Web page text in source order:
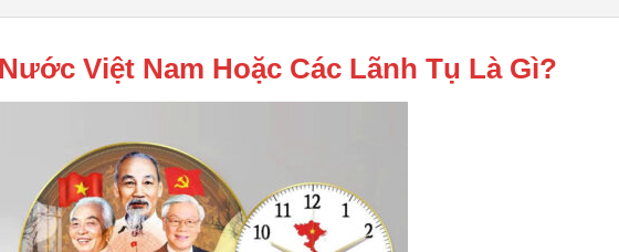
Việt Nam Hoặc Các Lãnh Tụ Là Gì?